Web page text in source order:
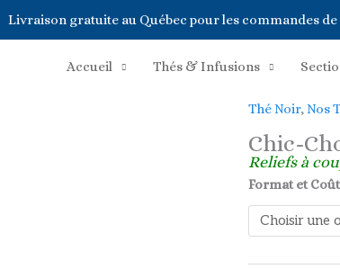
Livraison gratuite au Québec pour les commandes de
Accueil Thés & Infusions
Thé Noir,Nos
Chic-
Reliefs à
Format et Coût